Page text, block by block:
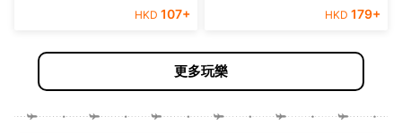
HKD 107+ HKD 179+
更多玩樂